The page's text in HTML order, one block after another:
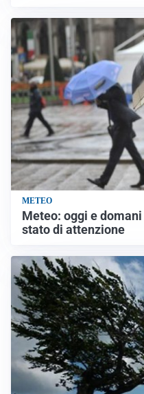
METEO
Meteo: oggi e
stato di attenzione